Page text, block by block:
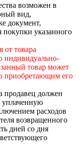
возможен в
вид,
документ,
указанного
от товара
индивидуально-
товар может
приобретающим его
продавец должен
уплаченную
расходов
возвращенного
дней со дня